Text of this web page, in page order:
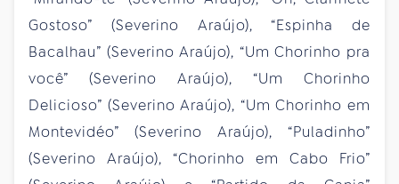
Gostoso” (Severino Araújo), “Espinha de
Bacalhau” (Severino Araújo), “Um Chorinho pra
você” (Severino Araújo), “Um Chorinho
Delicioso” (Severino Araújo), “Um Chorinho em
Montevidéo” (Severino Araújo), “Puladinho”
(Severino Araújo), “Chorinho em Cabo Frio”